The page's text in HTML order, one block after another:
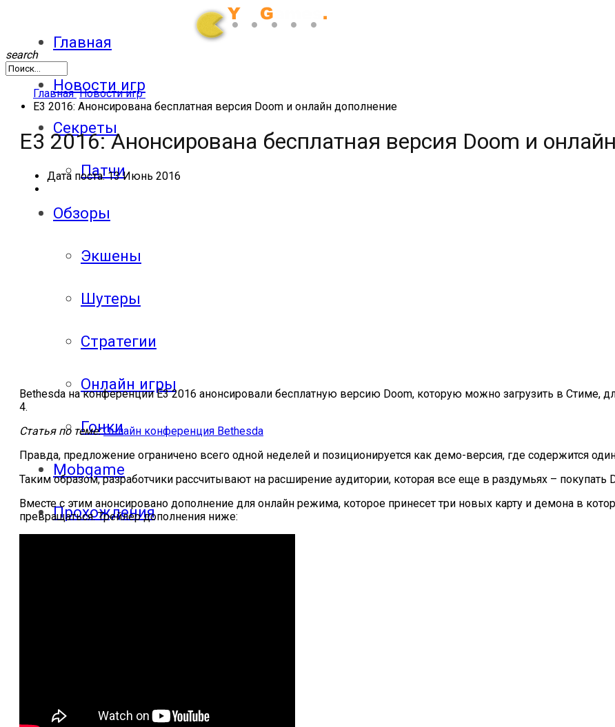
Главная
Новости игр
Секреты
Патчи
Обзоры
Экшены
Шутеры
Стратегии
Онлайн игры
Гонки
Mobgame
Прохождения
search
Главная Новости игр
E3 2016: Анонсирована бесплатная версия Doom и онлайн дополнение
E3 2016: Анонсирована бесплатная версия Doom и
Дата поста:13 Июнь 2016
Bethesda на конференции E3 2016 анонсировали бесплатную версию Doom, которую можно загрузить в Стиме,
4.
Статья по теме: Онлайн конференция Bethesda
Правда, предложение ограничено всего одной неделей и позиционируется как демо-версия, где содержится
Таким образом, разработчики рассчитывают на расширение аудитории, которая все еще в раздумьях – покупать
Вместе с этим анонсировано дополнение для онлайн режима, которое принесет три новых карту и демона в
превращаться. Трейлер дополнения ниже: